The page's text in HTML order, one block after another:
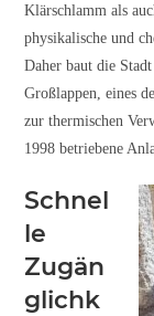
Klärschlamm als
physikalische und
Daher baut die
Großlappen, eines
zur thermischen
1998 betriebene
Schnel
le
Zugän
glichk